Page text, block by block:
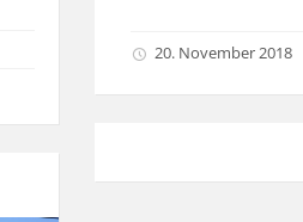
20. November 2018